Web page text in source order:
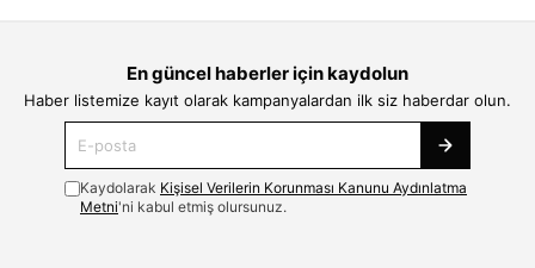
En güncel haberler için kaydolun
Haber listemize kayıt olarak kampanyalardan ilk siz haberdar olun.
Kaydolarak Kişisel Verilerin Korunması Kanunu Aydınlatma
Metni'ni kabul etmiş olursunuz.